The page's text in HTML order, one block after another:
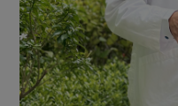
樂齡友善
活動報下載